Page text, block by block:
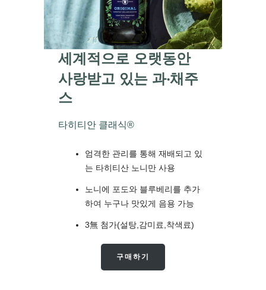
세계적으로 오랫동안
사랑받고 있는 과‧채주
스
타히티안 클래식®
엄격한 관리를 통해 재배되고 있
는 타히티산 노니만 사용
노니에 포도와 블루베리를 추가
하여 누구나 맛있게 음용 가능
3無 첨가(설탕,감미료,착색료)
구매하기